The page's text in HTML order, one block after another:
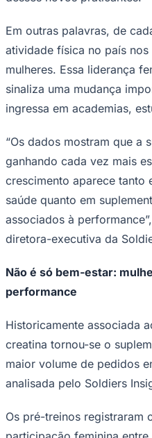
Corinthians
Em outras palavras, de
atividade física no país nos
mulheres. Essa liderança
sinaliza uma mudança
ingressa em academias,
“Os dados mostram que a
ganhando cada vez mais
crescimento aparece tanto
saúde quanto em
associados à
diretora-executiva da
Não é só bem-estar:
performance
Historicamente associada
creatina tornou-se o
maior volume de pedidos
analisada pelo Soldiers
Os pré-treinos registraram